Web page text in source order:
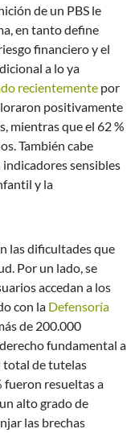
de un PBS le
en tanto define
financiero y el
a lo ya
recientemente por
positivamente
mientras que el 62 %
También cabe
sensibles
y la
las dificultades que
Por un lado, se
accedan a los
con la Defensoría
de 200.000
fundamental a
total de tutelas
fueron resueltas a
alto grado de
las brechas